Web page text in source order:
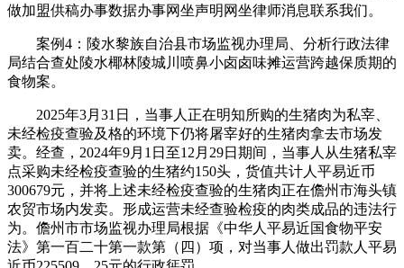
做加盟供稿办事数据办事网坐声明网坐律师消息联系我们。
案例4：陵水黎族自治县市场监视办理局、分析行政法律
局结合查处陵水椰林陵城川喷鼻小卤卤味摊运营跨越保质期的
食物案。
2025年3月31日，当事人正在明知所购的生猪肉为私宰、
未经检疫查验及格的环境下仍将屠宰好的生猪肉拿去市场发
卖。经查，2024年9月1日至12月29日期间，当事人从生猪私宰
点采购未经检疫查验的生猪约150头，货值共计人平易近币
300679元，并将上述未经检疫查验的生猪肉正在儋州市海头镇
农贸市场内发卖。形成运营未经查验检疫的肉类成品的违法行
为。儋州市市场监视办理局根据《中华人平易近国食物平安
法》第一百二十第一款第（四）项，对当事人做出罚款人平易